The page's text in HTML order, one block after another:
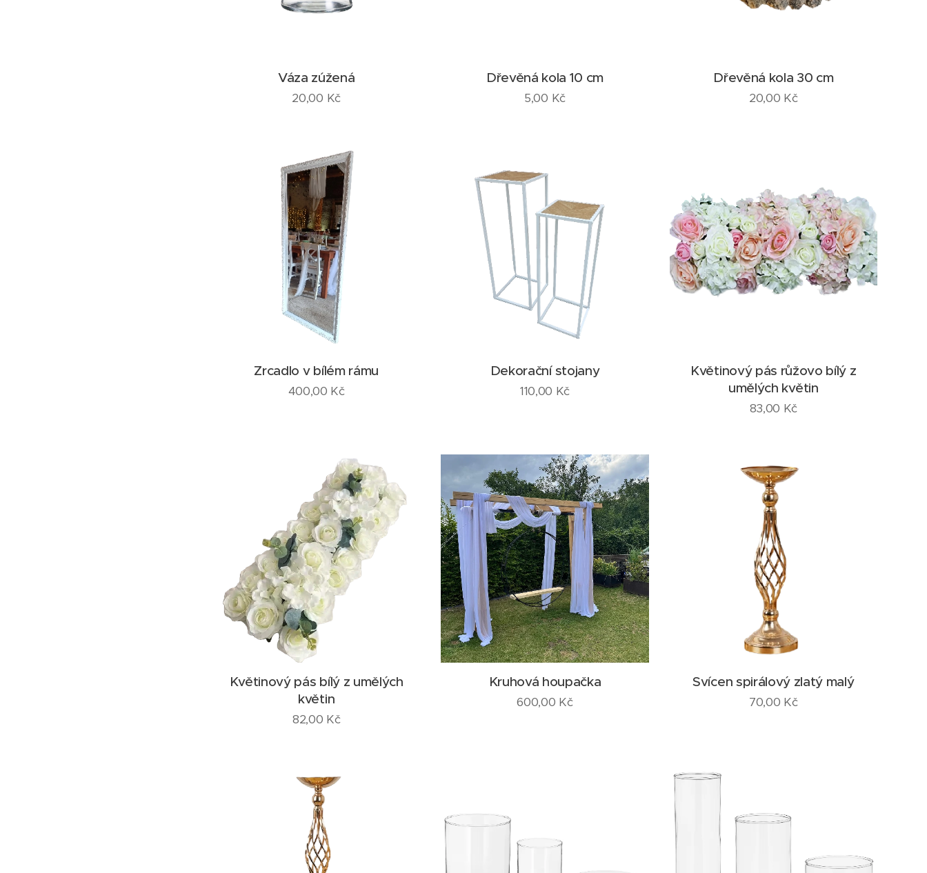
Váza zúžená
20,00 Kč
Dřevěná kola 10 cm
5,00 Kč
Dřevěná kola 30 cm
20,00 Kč
Zrcadlo v bílém rámu
400,00 Kč
Dekorační stojany
110,00 Kč
Květinový pás růžovo bílý z
umělých květin
83,00 Kč
Květinový pás bílý z umělých
květin
82,00 Kč
Kruhová houpačka
600,00 Kč
Svícen spirálový zlatý malý
70,00 Kč